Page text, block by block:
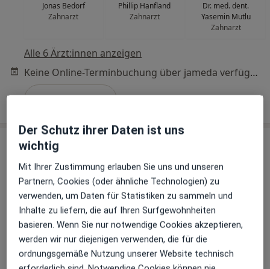
Jonas Bedorf
Zahnarzt
Phillip Hanfland
Zahnarzt
Dr. med. dent.
Yasemin Mutlu
Zahnarzt
Alle 6 Ärzt:innen anzeigen
Keine Online-Terminbuchung über jameda verfügbar
Profil anzeigen
ZahnVital Zahnarztpraxis Dr. Matthias
Schrittenlocher Zahnarzt
Praxis
Der Schutz ihrer Daten ist uns
wichtig
Mit Ihrer Zustimmung erlauben Sie uns und unseren
Partnern, Cookies (oder ähnliche Technologien) zu
verwenden, um Daten für Statistiken zu sammeln und
Inhalte zu liefern, die auf Ihren Surfgewohnheiten
basieren. Wenn Sie nur notwendige Cookies akzeptieren,
werden wir nur diejenigen verwenden, die für die
ordnungsgemäße Nutzung unserer Website technisch